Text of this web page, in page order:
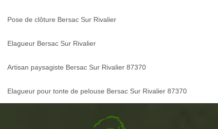
Pose de clôture Bersac Sur Rivalier
Elagueur Bersac Sur Rivalier
Artisan paysagiste Bersac Sur Rivalier 87370
Elagueur pour tonte de pelouse Bersac Sur Rivalier 87370